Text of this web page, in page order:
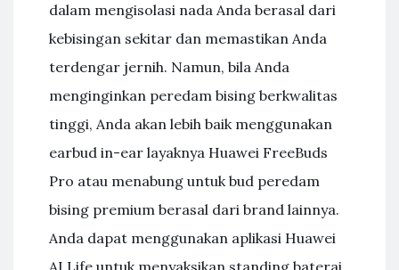
dalam mengisolasi nada Anda berasal dari
kebisingan sekitar dan memastikan Anda
terdengar jernih. Namun, bila Anda
menginginkan peredam bising berkwalitas
tinggi, Anda akan lebih baik menggunakan
earbud in-ear layaknya Huawei FreeBuds
Pro atau menabung untuk bud peredam
bising premium berasal dari brand lainnya.
Anda dapat menggunakan aplikasi Huawei
AI Life untuk menyaksikan standing baterai,